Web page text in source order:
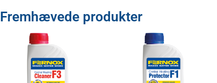
Fremhævede produkter